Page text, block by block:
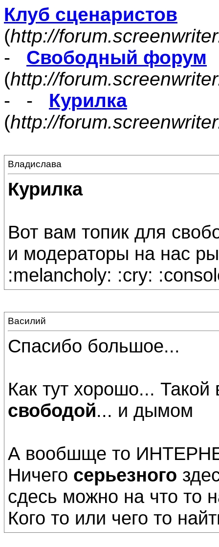
Клуб сценаристов
(http://
- Свободный форум
(http://
- - Курилка
(http://
Владислава
Курилка
Вот вам топик для
и модераторы на нас
:melancholy: :cry:
Василий
Спасибо большое...
Как тут хорошо... Такой
свободой... и дымом
А вообшще то
Ничего серьезного
сдесь можно на что то
Кого то или чего то